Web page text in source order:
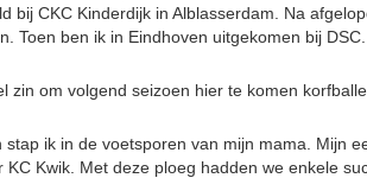
CKC Kinderdijk in Alblasserdam. Na
Toen ben ik in Eindhoven uitgekomen bij
om volgend seizoen hier te komen
ik in de voetsporen van mijn mama. Mijn
Kwik. Met deze ploeg hadden we enkele